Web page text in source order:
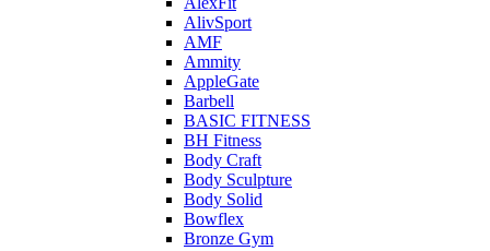
AlivSport
AMF
Ammity
AppleGate
Barbell
BASIC FITNESS
BH Fitness
Body Craft
Body Sculpture
Body Solid
Bowflex
Bronze Gym